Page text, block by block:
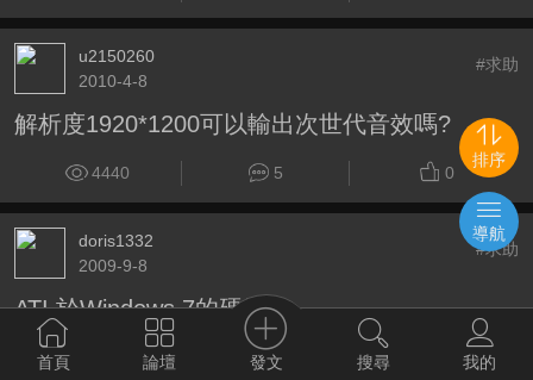
u2150260
2010-4-8
#求助
解析度1920*1200可以輸出次世代音效嗎?
4440 5 0
doris1332
2009-9-8
#求助
ATI 於Windows 7的硬解
9
首頁 論壇 發文 搜尋 我的
排序
導航